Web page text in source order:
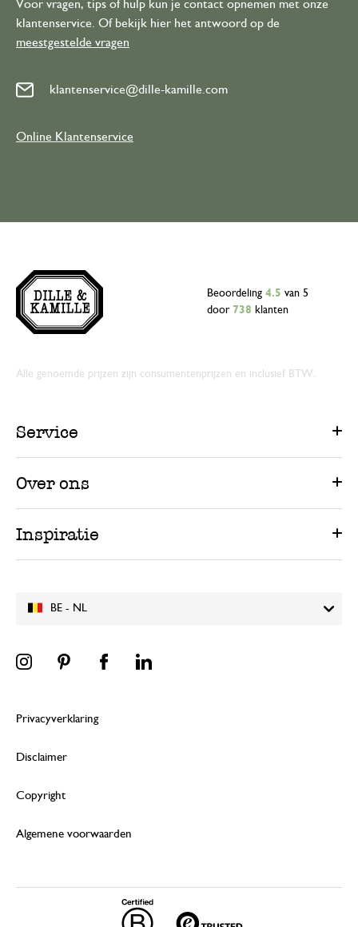
Voor vragen, tips of hulp kun je contact opnemen met onze
klantenservice. Of bekijk hier het antwoord op de
meestgestelde vragen
klantenservice@dille-kamille.com
Online Klantenservice
BE - NL
Beoordeling 4.5 van 5
door 738 klanten
Alle genoemde prijzen zijn consumentenprijzen en inclusief BTW.
Service
Over ons
Inspiratie
Privacyverklaring
Disclaimer
Copyright
Algemene voorwaarden